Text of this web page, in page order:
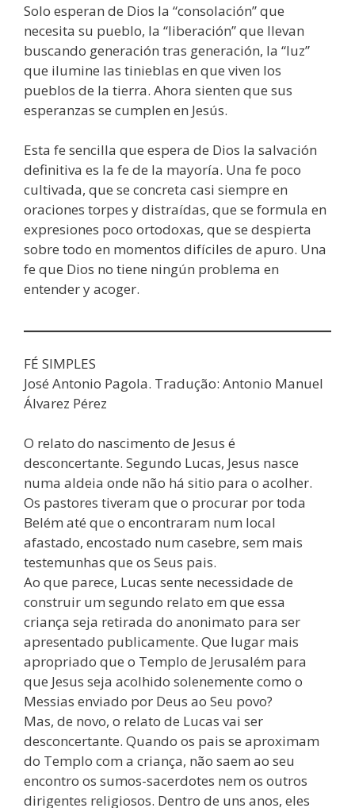
Solo esperan de Dios la “consolación” que
necesita su pueblo, la “liberación” que llevan
buscando generación tras generación, la “luz”
que ilumine las tinieblas en que viven los
pueblos de la tierra. Ahora sienten que sus
esperanzas se cumplen en Jesús.
Esta fe sencilla que espera de Dios la salvación
definitiva es la fe de la mayoría. Una fe poco
cultivada, que se concreta casi siempre en
oraciones torpes y distraídas, que se formula en
expresiones poco ortodoxas, que se despierta
sobre todo en momentos difíciles de apuro. Una
fe que Dios no tiene ningún problema en
entender y acoger.
FÉ SIMPLES
José Antonio Pagola. Tradução: Antonio Manuel
Álvarez Pérez
O relato do nascimento de Jesus é
desconcertante. Segundo Lucas, Jesus nasce
numa aldeia onde não há sitio para o acolher.
Os pastores tiveram que o procurar por toda
Belém até que o encontraram num local
afastado, encostado num casebre, sem mais
testemunhas que os Seus pais.
Ao que parece, Lucas sente necessidade de
construir um segundo relato em que essa
criança seja retirada do anonimato para ser
apresentado publicamente. Que lugar mais
apropriado que o Templo de Jerusalém para
que Jesus seja acolhido solenemente como o
Messias enviado por Deus ao Seu povo?
Mas, de novo, o relato de Lucas vai ser
desconcertante. Quando os pais se aproximam
do Templo com a criança, não saem ao seu
encontro os sumos-sacerdotes nem os outros
dirigentes religiosos. Dentro de uns anos, eles